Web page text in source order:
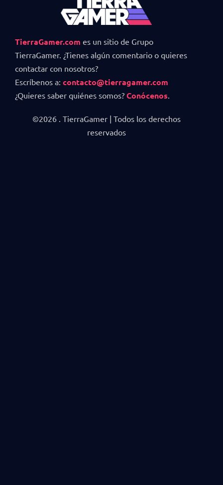
TierraGamer.com es un sitio de Grupo
TierraGamer. ¿Tienes algún comentario o quieres
contactar con nosotros?
Escríbenos a: contacto@tierragamer.com
¿Quieres saber quiénes somos? Conócenos.
©2026 . TierraGamer | Todos los derechos
reservados